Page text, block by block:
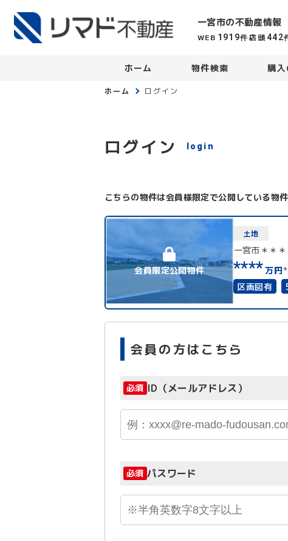
一宮市の不動産情報
WEB 1919件 店頭442
ホーム 物件検索 購
ホーム ログイン
ログイン login
こちらの物件は会員様限定で公開している物
会員限定公開物件
土地
一宮市＊＊＊
****万円
区画図有
会員の方はこちら
必須 ID（メールアドレス）
必須 パスワード